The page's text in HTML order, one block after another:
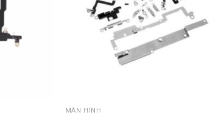
MÀN HÌNH